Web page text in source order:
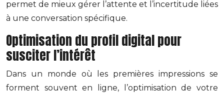
permet de mieux gérer l’attente et l’incertitude liées
à une conversation spécifique.
Optimisation du profil digital pour
susciter l’intérêt
Dans un monde où les premières impressions se
forment souvent en ligne, l’optimisation de votre